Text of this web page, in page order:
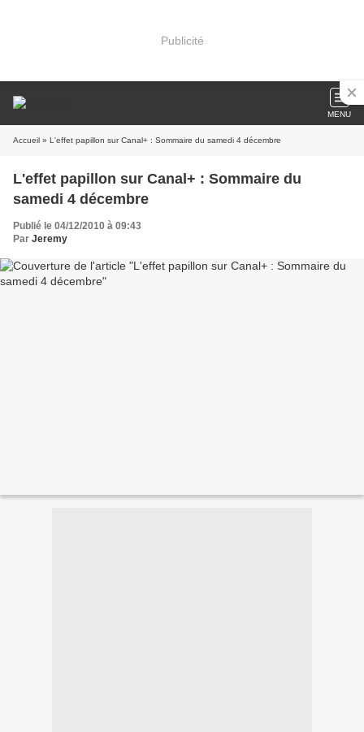
Publicité
MENU
Accueil » L'effet papillon sur Canal+ : Sommaire du samedi 4 décembre
L'effet papillon sur Canal+ : Sommaire du
samedi 4 décembre
Publié le 04/12/2010 à 09:43
Par Jeremy